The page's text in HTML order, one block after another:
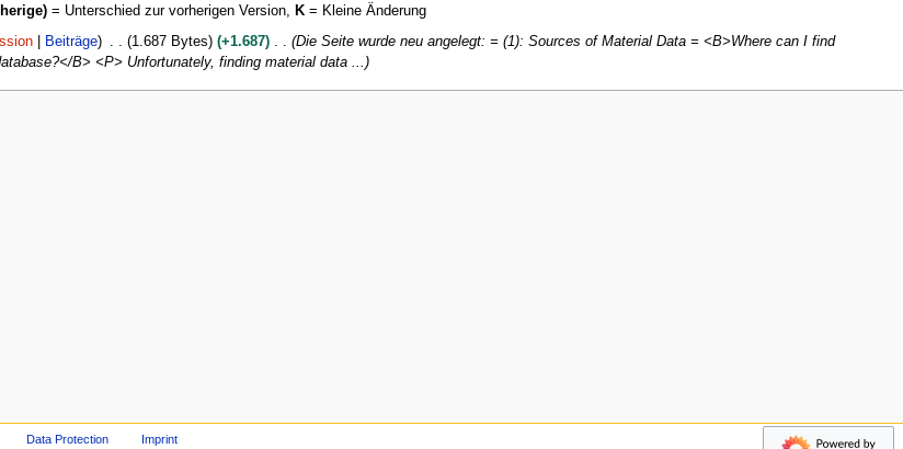
= Unterschied zur vorherigen Version, K= Kleine Änderung
Beiträge 1.687 Bytes +1.687
Die Seite wurde neu angelegt: = (1): Sources of Material Data = <B>Where can I find
B> <P> Unfortunately, finding material data ...
Data Protection Imprint